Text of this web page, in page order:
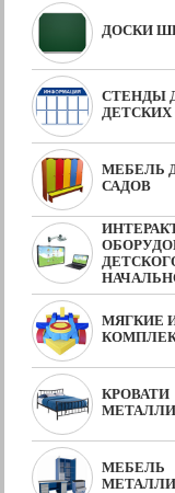
ДОСКИ
СТЕНДЫ
ДЕТСКИХ
МЕБЕЛЬ
САДОВ
МЯГКИЕ
КРОВАТИ
МЕБЕЛЬ